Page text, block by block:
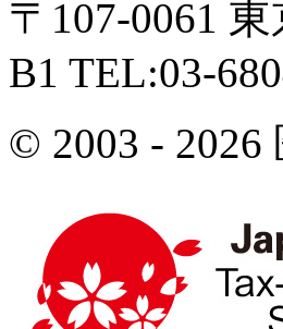
〒107-0061
B1 TEL:03-
© 2003 - 2026